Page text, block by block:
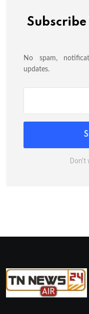
No spam,
updates.